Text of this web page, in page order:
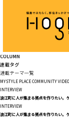
COLUMN
連載タグ
連載テーマ一覧
MYSTYLE PLACECOMMUNITYVIDEO
INTERVIEW
浪江町に人が集まる拠点を作りたい。
INTERVIEW
浪江町に人が集まる拠点を作りたい。